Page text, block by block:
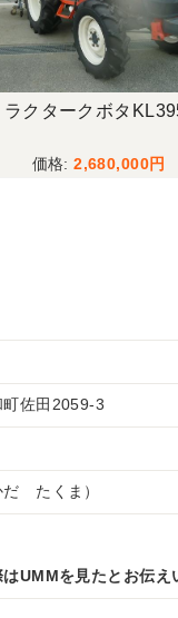
ラクタークボタ
2,680,000
町佐田2059-3
たくま）
UMMを見たとお伝え